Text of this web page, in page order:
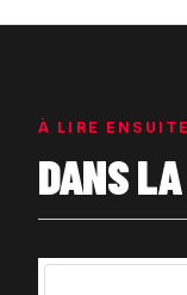
À LIRE ENSUITE
DANS